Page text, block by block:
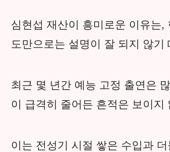
심현섭 재산이 흥미로운 이유는,
도만으로는 설명이 잘 되지 않기
최근 몇 년간 예능 고정 출연은
이 급격히 줄어든 흔적은 보이지
이는 전성기 시절 쌓은 수입과